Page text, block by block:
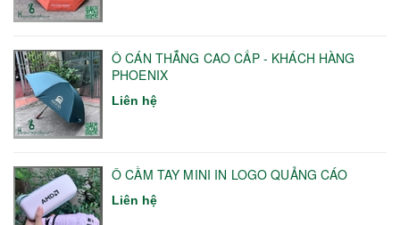
Ô CÁN THẲNG CAO CẤP - KHÁCH HÀNG
PHOENIX
Liên hệ
Ô CẦM TAY MINI IN LOGO QUẢNG CÁO
Liên hệ